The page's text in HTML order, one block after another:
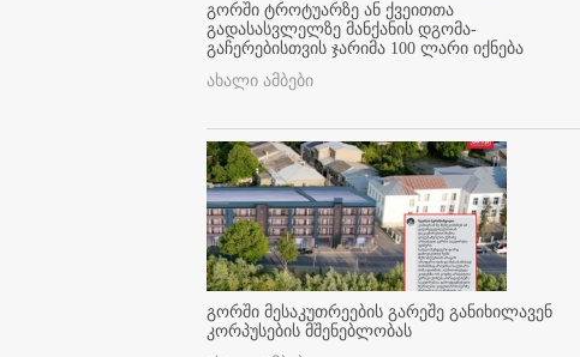
გორში ტროტუარზე ან ქვეითთა
გადასასვლელზე მანქანის დგომა-
გაჩერებისთვის ჯარიმა 100 ლარი იქნება
ახალი ამბები
გორში მესაკუთრეების გარეშე განიხილავენ
კორპუსების მშენებლობას